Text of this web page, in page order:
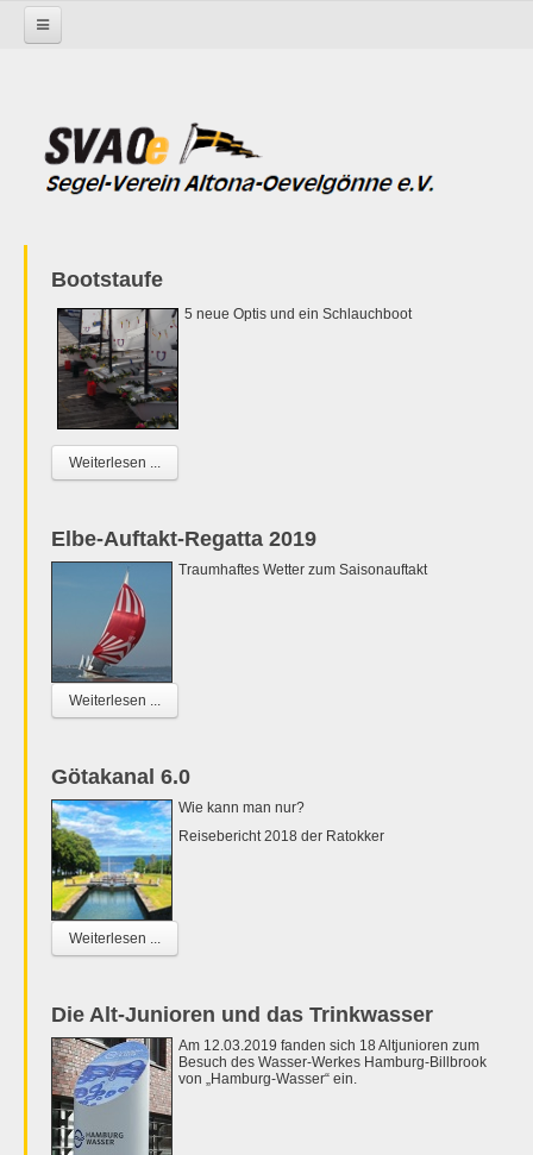
Bootstaufe
5 neue Optis und ein Schlauchboot
Weiterlesen ...
Elbe-Auftakt-Regatta 2019
Traumhaftes Wetter zum Saisonauftakt
Weiterlesen ...
Götakanal 6.0
Wie kann man nur?
Reisebericht 2018 der Ratokker
Weiterlesen ...
Die Alt-Junioren und das Trinkwasser
Am 12.03.2019 fanden sich 18 Altjunioren zum
Besuch des Wasser-Werkes Hamburg-Billbrook
von „Hamburg-Wasser“ ein.